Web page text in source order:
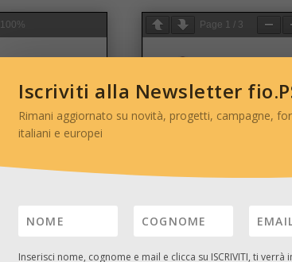
100% Page 1 / 3
Iscriviti alla Newsletter
Rimani aggiornato su novità, progetti, campagne,
italiani e europei
Inserisci nome, cognome e mail e clicca su ISCRIVITI, ti verrà